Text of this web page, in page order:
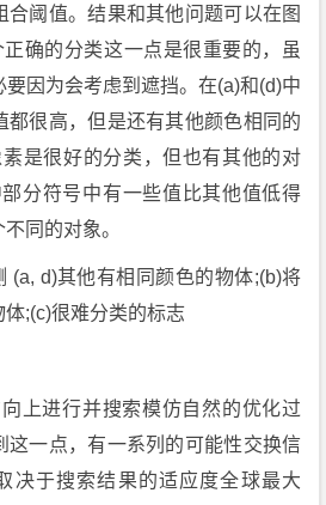
合阈值。结果和其他问题可以在图
确的分类这一点是很重要的，虽
因为会考虑到遮挡。在(a)和(d)中
都很高，但是还有其他颜色相同的
是很好的分类，但也有其他的对
分符号中有一些值比其他值低得
同的对象。
(a, d)其他有相同颜色的物体;(b)将
;(c)很难分类的标志
上进行并搜索模仿自然的优化过
这一点，有一系列的可能性交换信
决于搜索结果的适应度全球最大